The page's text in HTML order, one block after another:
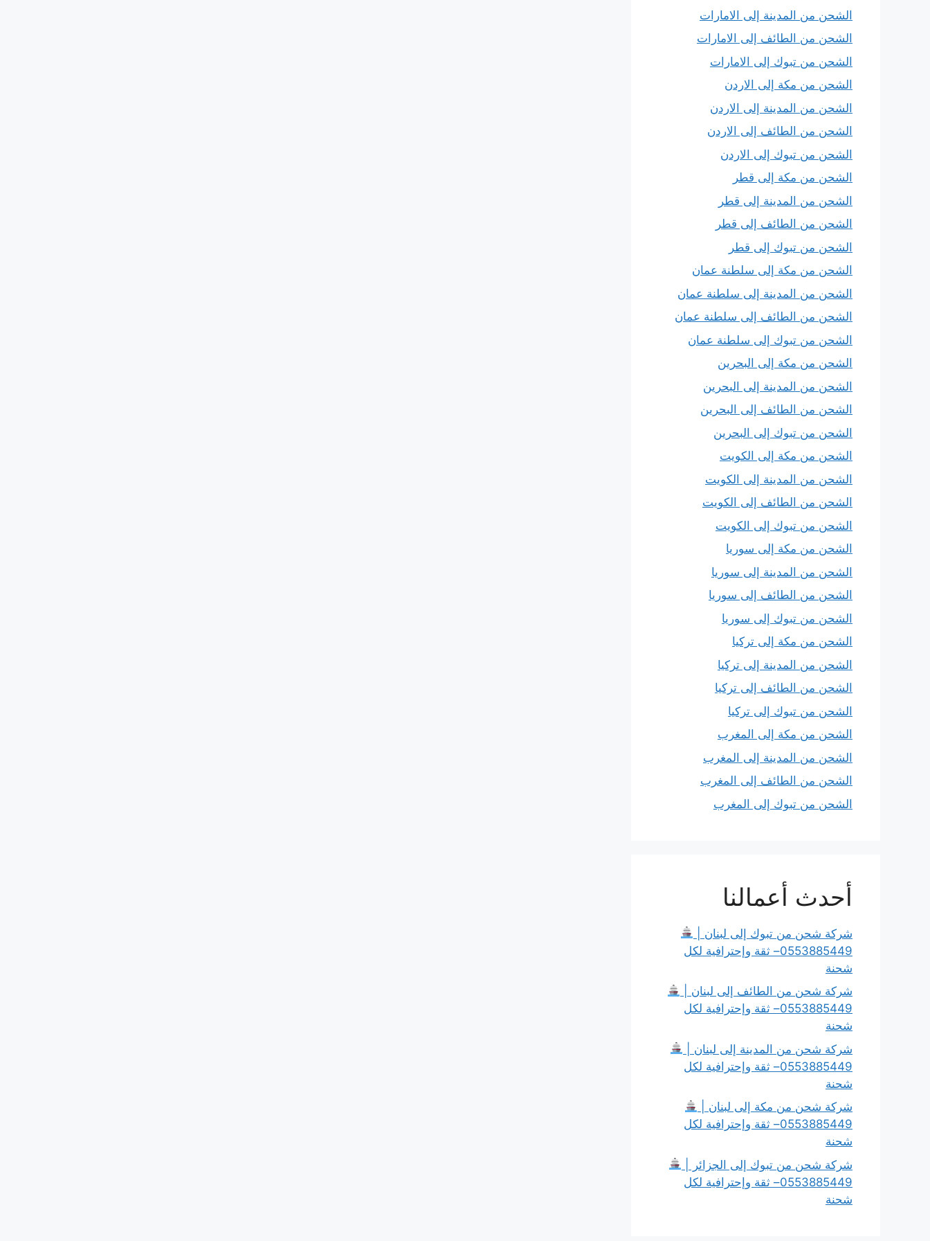
الشحن من المدينة إلى الامارات
الشحن من الطائف إلى الامارات
الشحن من تبوك إلى الامارات
الشحن من مكة إلى الاردن
الشحن من المدينة إلى الاردن
الشحن من الطائف إلى الاردن
الشحن من تبوك إلى الاردن
الشحن من مكة إلى قطر
الشحن من المدينة إلى قطر
الشحن من الطائف إلى قطر
الشحن من تبوك إلى قطر
الشحن من مكة إلى سلطنة عمان
الشحن من المدينة إلى سلطنة عمان
الشحن من الطائف إلى سلطنة عمان
الشحن من تبوك إلى سلطنة عمان
الشحن من مكة إلى البحرين
الشحن من المدينة إلى البحرين
الشحن من الطائف إلى البحرين
الشحن من تبوك إلى البحرين
الشحن من مكة إلى الكويت
الشحن من المدينة إلى الكويت
الشحن من الطائف إلى الكويت
الشحن من تبوك إلى الكويت
الشحن من مكة إلى سوريا
الشحن من المدينة إلى سوريا
الشحن من الطائف إلى سوريا
الشحن من تبوك إلى سوريا
الشحن من مكة إلى تركيا
الشحن من المدينة إلى تركيا
الشحن من الطائف إلى تركيا
الشحن من تبوك إلى تركيا
الشحن من مكة إلى المغرب
الشحن من المدينة إلى المغرب
الشحن من الطائف إلى المغرب
الشحن من تبوك إلى المغرب
أحدث أعمالنا
شركة شحن من تبوك إلى لبنان |
0553885449– ثقة وإحترافية لكل
شحنة
شركة شحن من الطائف إلى لبنان |
0553885449– ثقة وإحترافية لكل
شحنة
شركة شحن من المدينة إلى لبنان |
0553885449– ثقة وإحترافية لكل
شحنة
شركة شحن من مكة إلى لبنان |
0553885449– ثقة وإحترافية لكل
شحنة
شركة شحن من تبوك إلى الجزائر |
0553885449– ثقة وإحترافية لكل
شحنة